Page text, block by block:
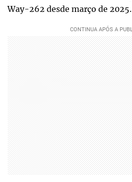
Way-262 desde março de 2025.